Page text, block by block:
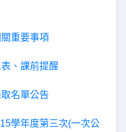
重要事項
、課前提醒
名單公告
學年度第三次(一次公